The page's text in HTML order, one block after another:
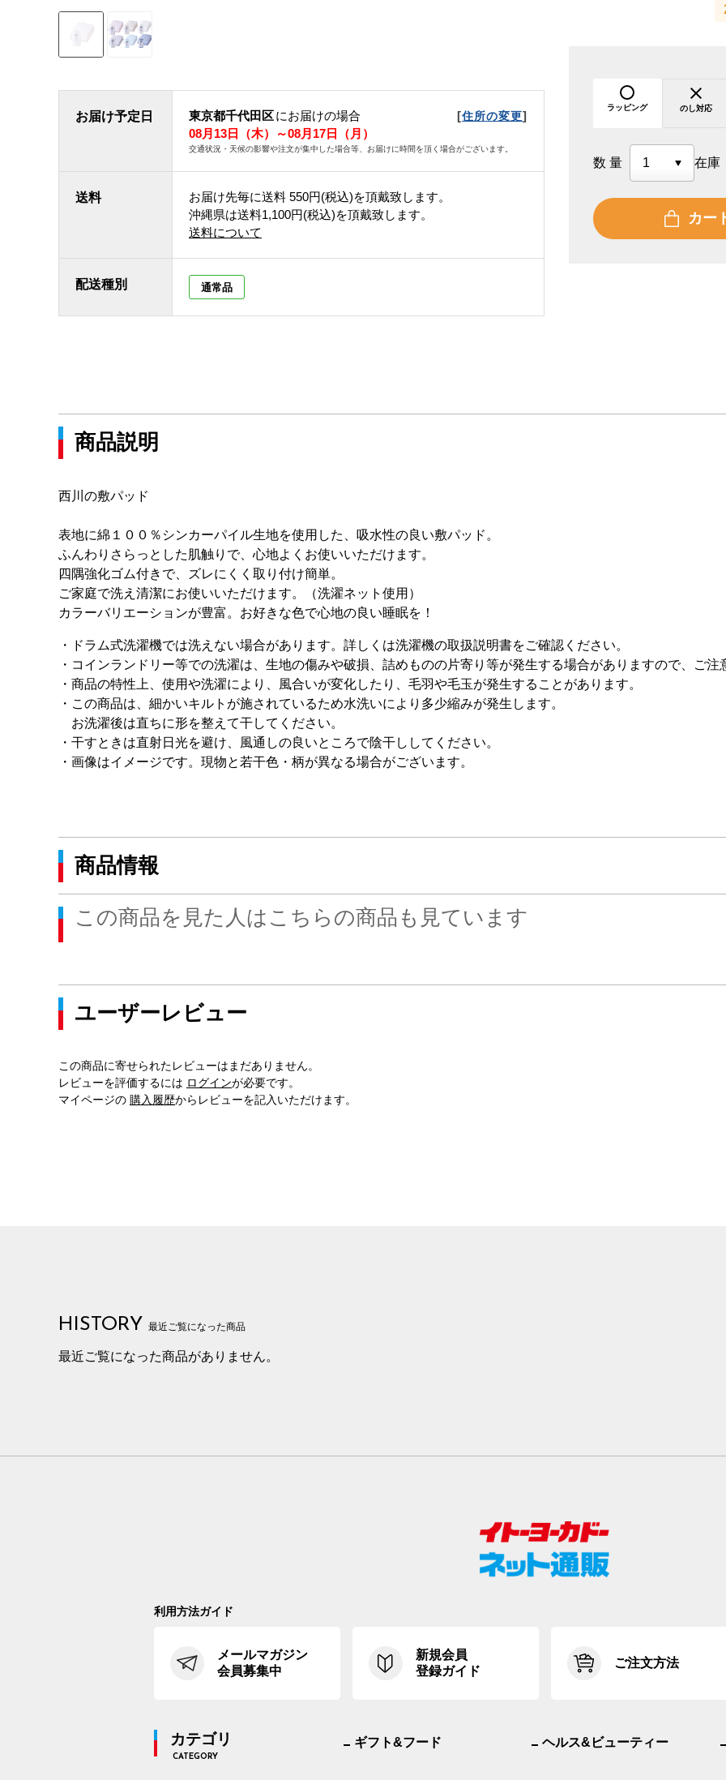
お届け予定日 東京都千代田区にお届けの場合 [住所の変更]
08月13日（木）～08月17日（月）
交通状況・天候の影響や注文が集中した場合等、お届けに時間を頂く場合がございます。
送料 お届け先毎に送料 550円(税込)を頂戴致します。
沖縄県は送料1,100円(税込)を頂戴致します。
送料について
配送種別 通常品
ラッピング のし対応
数量 在庫
カー
商品説明
西川の敷パッド
表地に綿１００％シンカーパイル生地を使用した、吸水性の良い敷パッド。
ふんわりさらっとした肌触りで、心地よくお使いいただけます。
四隅強化ゴム付きで、ズレにくく取り付け簡単。
ご家庭で洗え清潔にお使いいただけます。（洗濯ネット使用）
カラーバリエーションが豊富。お好きな色で心地の良い睡眠を！
・ドラム式洗濯機では洗えない場合があります。詳しくは洗濯機の取扱説明書をご確認ください。
・コインランドリー等での洗濯は、生地の傷みや破損、詰めものの片寄り等が発生する場合がありますので、ご注
・商品の特性上、使用や洗濯により、風合いが変化したり、毛羽や毛玉が発生することがあります。
・この商品は、細かいキルトが施されているため水洗いにより多少縮みが発生します。
お洗濯後は直ちに形を整えて干してください。
・干すときは直射日光を避け、風通しの良いところで陰干ししてください。
・画像はイメージです。現物と若干色・柄が異なる場合がございます。
商品情報
この商品を見た人はこちらの商品も見ています
ユーザーレビュー
この商品に寄せられたレビューはまだありません。
レビューを評価するには ログインが必要です。
マイページの 購入履歴からレビューを記入いただけます。
HISTORY 最近ご覧になった商品
最近ご覧になった商品がありません。
利用方法ガイド
メールマガジン
会員募集中
新規会員
登録ガイド
ご注文方法
カテゴリ
CATEGORY
ギフト&フード ヘルス&ビューティー